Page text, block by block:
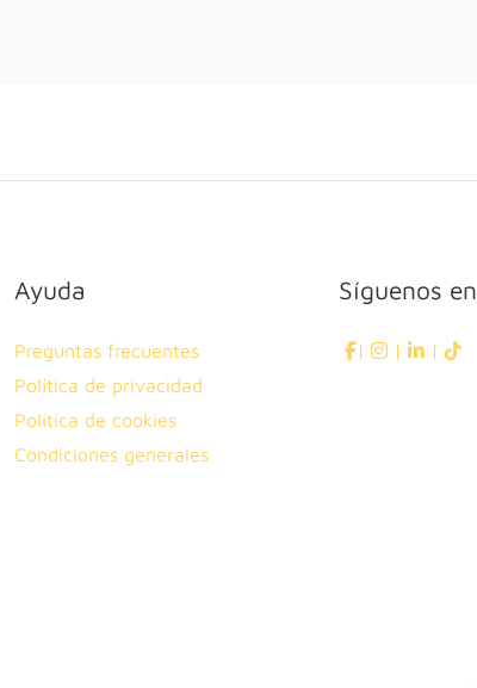
Ayuda
Preguntas frecuentes
Política de privacidad
Política de cookies
Condiciones generales
Síguenos en
| | |